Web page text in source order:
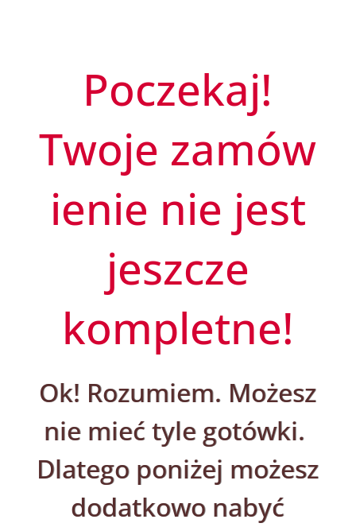
Poczekaj!
Twoje zamów
ienie nie jest
jeszcze
kompletne!
Ok! Rozumiem. Możesz
nie mieć tyle gotówki.
Dlatego poniżej możesz
dodatkowo nabyć